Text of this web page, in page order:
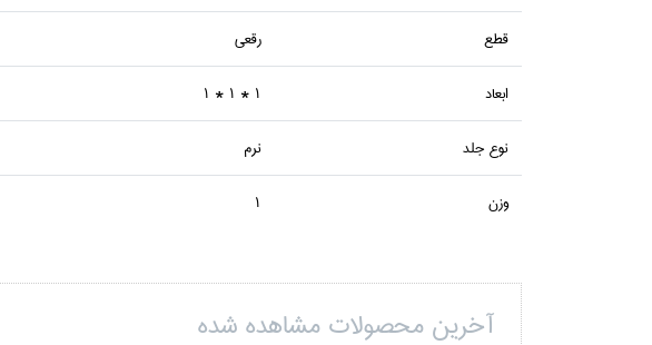
قطع رقعي
ابعاد 1 * 1 * 1
نوع جلد نرم
وزن 1
آخرین محصولات مشاهده شده